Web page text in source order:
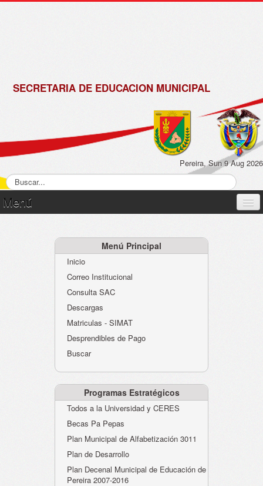
SECRETARIA DE EDUCACION MUNICIPAL
Pereira, Sun 9 Aug 2026
Menú
Atención al Ciudadano
Instituciones Educativas
Despacho Secretaría
Evaluación desempeño
Humano-Cesantías
Menú Principal
Inicio
Correo Institucional
Consulta SAC
Descargas
Matriculas - SIMAT
Desprendibles de Pago
Buscar
Programas Estratégicos
Todos a la Universidad y CERES
Becas Pa Pepas
Plan Municipal de Alfabetización 3011
Plan de Desarrollo
Plan Decenal Municipal de Educación de
Pereira 2007-2016
de